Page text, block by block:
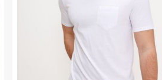
בלבד. לא ניתן